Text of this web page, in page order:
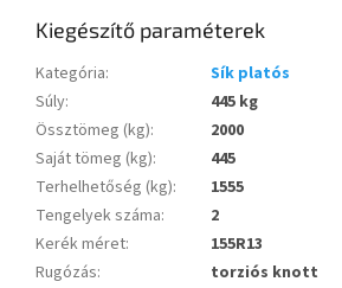
Kiegészítő paraméterek
Kategória:
Sík platós
Súly:
445 kg
Össztömeg (kg):
2000
Saját tömeg (kg):
445
Terhelhetőség (kg):
1555
Tengelyek száma:
2
Kerék méret:
155R13
Rugózás:
torziós knott